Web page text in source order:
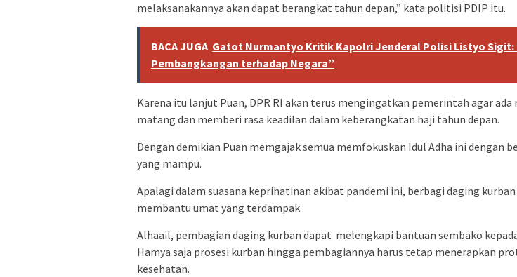
melaksanakannya akan dapat berangkat tahun depan,” kata politisi PDIP itu.
BACA JUGA Gatot Nurmantyo Kritik Kapolri Jenderal Polisi Listyo Sigit:
Pembangkangan terhadap Negara”
Karena itu lanjut Puan, DPR RI akan terus mengingatkan pemerintah agar ada
matang dan memberi rasa keadilan dalam keberangkatan haji tahun depan.
Dengan demikian Puan memgajak semua memfokuskan Idul Adha ini dengan
yang mampu.
Apalagi dalam suasana keprihatinan akibat pandemi ini, berbagi daging
membantu umat yang terdampak.
Alhaail, pembagian daging kurban dapat melengkapi bantuan sembako
Hamya saja prosesi kurban hingga pembagiannya harus tetap menerapkan
kesehatan.